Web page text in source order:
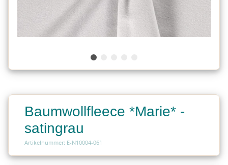
Baumwollfleece *Marie* -
satingrau
Artikelnummer: E-N10004-061